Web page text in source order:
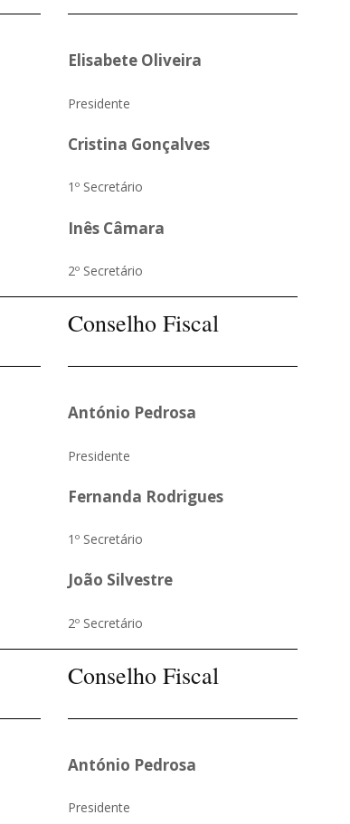
Elisabete Oliveira
Presidente
Cristina Gonçalves
1º Secretário
Inês Câmara
2º Secretário
Conselho Fiscal
António Pedrosa
Presidente
Fernanda Rodrigues
1º Secretário
João Silvestre
2º Secretário
Conselho Fiscal
António Pedrosa
Presidente